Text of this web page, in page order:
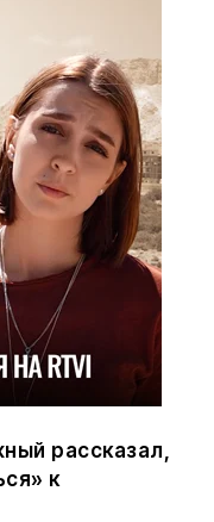
рассказал,
к